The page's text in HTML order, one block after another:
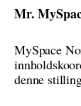
Mr.
MySpace
denne